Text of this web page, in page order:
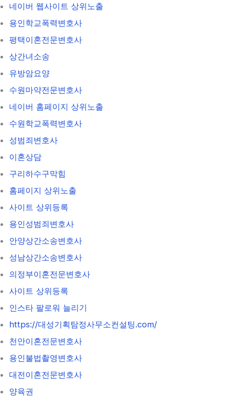
네이버 웹사이트 상위노출
용인학교폭력변호사
평택이혼전문변호사
상간녀소송
유방암요양
수원마약전문변호사
네이버 홈페이지 상위노출
수원학교폭력변호사
성범죄변호사
이혼상담
구리하수구막힘
홈페이지 상위노출
사이트 상위등록
용인성범죄변호사
안양상간소송변호사
성남상간소송변호사
의정부이혼전문변호사
사이트 상위등록
인스타 팔로워 늘리기
https://대성기획탐정사무소컨설팅.com/
천안이혼전문변호사
용인불법촬영변호사
대전이혼전문변호사
양육권